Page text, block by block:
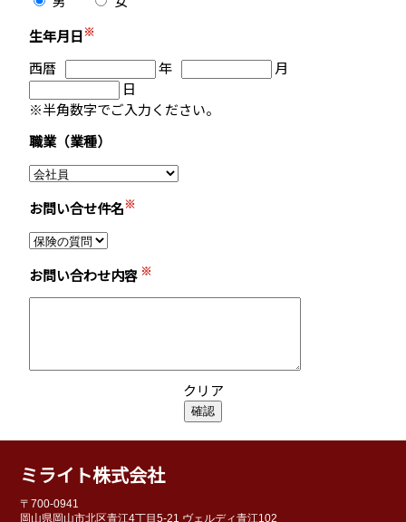
生年月日※
西暦 年
月
日
※半角数字でご入力ください。
職業（業種）
お問い合せ件名※
お問い合わせ内容 ※
クリア
ミライト株式会社
〒700-0941
岡山県岡山市北区青江4丁目5-21 ヴェルディ青江102